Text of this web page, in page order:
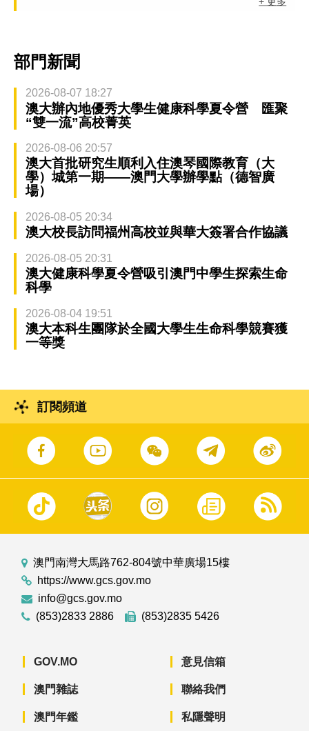
部門新聞
2026-08-07 18:27
澳大辦內地優秀大學生健康科學夏令營 匯聚
“雙一流”高校菁英
2026-08-06 20:57
澳大首批研究生順利入住澳琴國際教育（大
學）城第一期——澳門大學辦學點（德智廣
場）
2026-08-05 20:34
澳大校長訪問福州高校並與華大簽署合作協議
2026-08-05 20:31
澳大健康科學夏令營吸引澳門中學生探索生命
科學
2026-08-04 19:51
澳大本科生團隊於全國大學生生命科學競賽獲
一等獎
訂閱頻道
澳門南灣大馬路762-804號中華廣場15樓
https://www.gcs.gov.mo
info@gcs.gov.mo
(853)2833 2886
(853)2835 5426
GOV.MO
澳門雜誌
澳門年鑑
意見信箱
聯絡我們
私隱聲明